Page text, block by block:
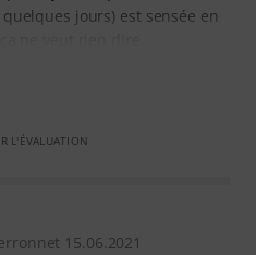
jours) est sensée en
L'ÉVALUATION
15.06.2021